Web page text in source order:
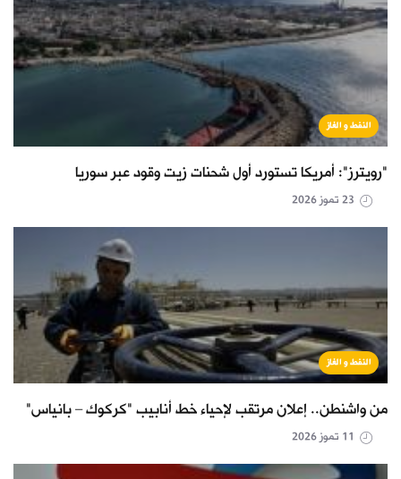
النفط و الغاز
"رويترز": أمريكا تستورد أول شحنات زيت وقود عبر سوريا
النفط و الغاز
من واشنطن.. إعلان مرتقب لإحياء خط أنابيب "كركوك – بانياس"